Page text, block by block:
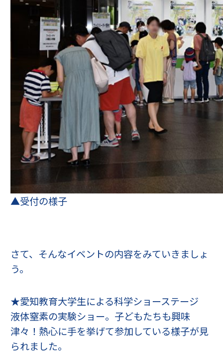
▲受付の様子
さて、そんなイベントの内容をみていきましょ
う。
★愛知教育大学生による科学ショーステージ
液体窒素の実験ショー。子どもたちも興味
津々！熱心に手を挙げて参加している様子が見
られました。